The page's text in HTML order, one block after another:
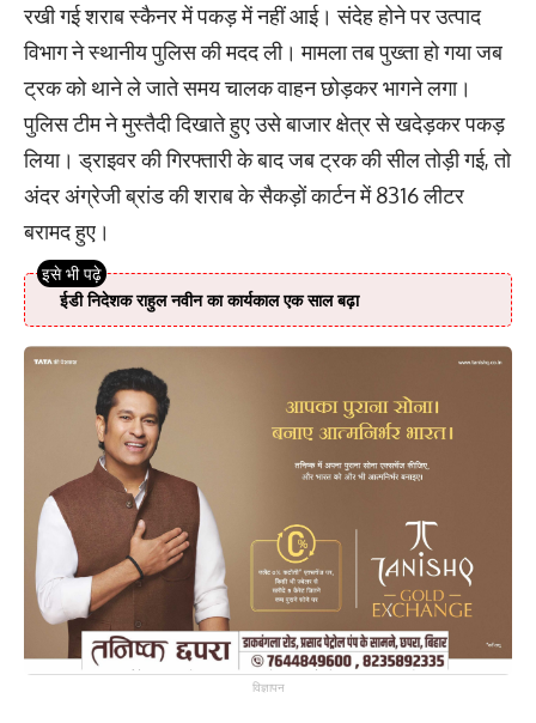
रखी गई शराब स्कैनर में पकड़ में नहीं आई। संदेह होने पर उत्पाद
विभाग ने स्थानीय पुलिस की मदद ली। मामला तब पुख्ता हो गया जब
ट्रक को थाने ले जाते समय चालक वाहन छोड़कर भागने लगा।
पुलिस टीम ने मुस्तैदी दिखाते हुए उसे बाजार क्षेत्र से खदेड़कर पकड़
लिया। ड्राइवर की गिरफ्तारी के बाद जब ट्रक की सील तोड़ी गई, तो
अंदर अंग्रेजी ब्रांड की शराब के सैकड़ों कार्टन में 8316 लीटर
बरामद हुए।
ईडी निदेशक राहुल नवीन का कार्यकाल एक साल बढ़ा
विज्ञापन